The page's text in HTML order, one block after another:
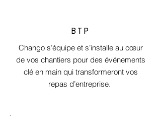
BTP
Chango s’équipe et s’installe au cœur
de vos chantiers pour des événements
clé en main qui transformeront vos
repas d’entreprise.